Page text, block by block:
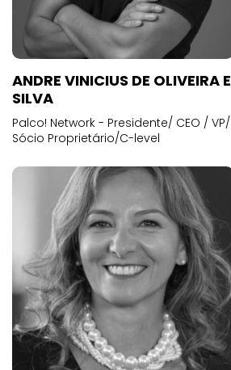
ANDRE VINICIUS DE OLIVEIRA E
SILVA
Palco! Network - Presidente/ CEO / VP/
Sócio Proprietário/C-level